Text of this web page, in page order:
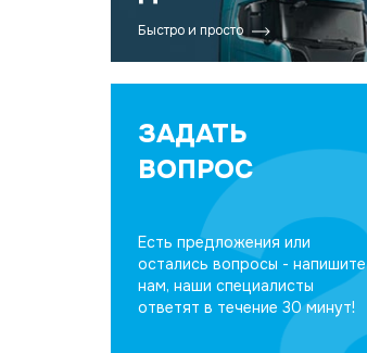
Быстро и просто
ЗАДАТЬ
ВОПРОС
Есть предложения или
остались вопросы - напишите
нам, наши специалисты
ответят в течение 30 минут!